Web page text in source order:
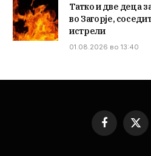
Татко и две деца
во Загорје,
истрели
01.08.2026 во 13:40
Facebook
X